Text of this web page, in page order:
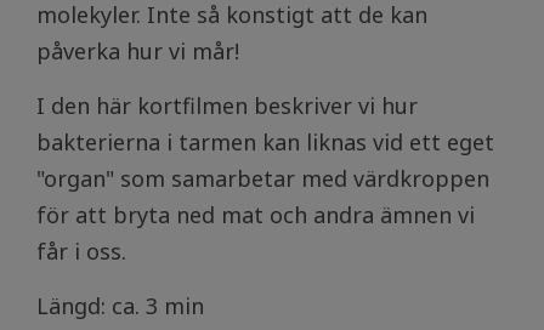
molekyler. Inte så konstigt att de kan
påverka hur vi mår!
I den här kortfilmen beskriver vi hur
bakterierna i tarmen kan liknas vid ett eget
"organ" som samarbetar med värdkroppen
för att bryta ned mat och andra ämnen vi
får i oss.
Längd: ca. 3 min